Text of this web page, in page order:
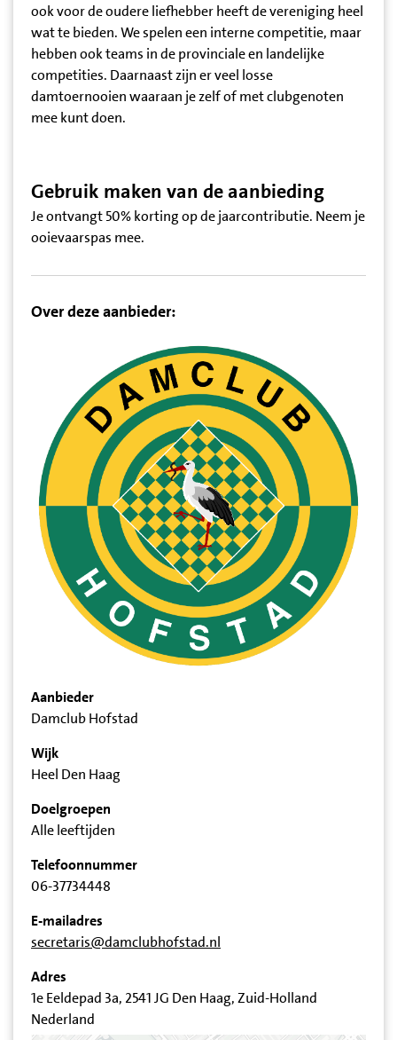
ook voor de oudere liefhebber heeft de vereniging heel
wat te bieden. We spelen een interne competitie, maar
hebben ook teams in de provinciale en landelijke
competities. Daarnaast zijn er veel losse
damtoernooien waaraan je zelf of met clubgenoten
mee kunt doen.
Gebruik maken van de aanbieding
Je ontvangt 50% korting op de jaarcontributie. Neem je
ooievaarspas mee.
Over deze aanbieder:
Aanbieder
Damclub Hofstad
Wijk
Heel Den Haag
Doelgroepen
Alle leeftijden
Telefoonnummer
06-37734448
E-mailadres
secretaris@damclubhofstad.nl
Adres
1e Eeldepad 3a, 2541 JG Den Haag, Zuid-Holland
Nederland